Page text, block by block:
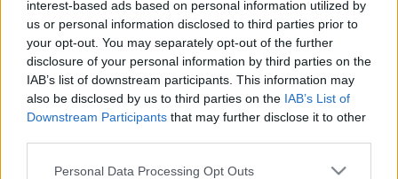
interest-based ads based on personal information utilized by
us or personal information disclosed to third parties prior to
your opt-out. You may separately opt-out of the further
disclosure of your personal information by third parties on the
IAB’s list of downstream participants. This information may
also be disclosed by us to third parties on the IAB’s List of
Downstream Participants that may further disclose it to other
Please note that this website/app uses one or more Google
Personal Data Processing Opt Outs
Fezziwig:Nyirkó István Petőfi- és Latinovits díjas
Fred:Koscsisák András
Belle:Halas Adelaida
Fiatal Scrooge:Gula Péter
Dilberné:Módri Györgyi
Mrs. Fezziwig:Soltis Eleonóra
Kicsi Tim xxx
Mrs. Cratchit:Topolcsányi Laura
Fanny:Borsos BeátaDomján Edit-díjas